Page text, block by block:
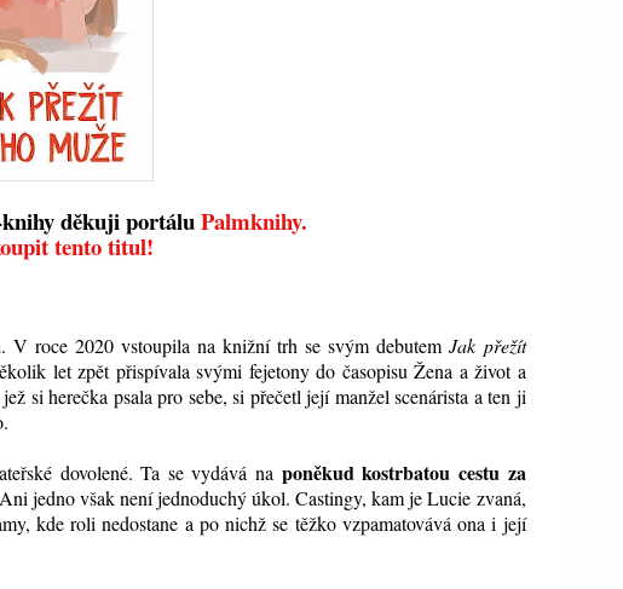
děkuji portáluPalmknihy.
tento titul!
. V roce 2020 vstoupila na knižní trh se svým debutemJak přežít
let zpět přispívala svými fejetony do časopisu Žena a život a
si herečka psala pro sebe, si přečetl její manžel scenárista a ten ji
dovolené. Ta se vydává na poněkud kostrbatou cestu za
jedno však není jednoduchý úkol. Castingy, kam je Lucie zvaná,
kde roli nedostane a po nichž se těžko vzpamatovává ona i její